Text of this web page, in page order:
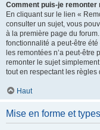
Comment puis-je remonter
En cliquant sur le lien «
consulter un sujet, vous
à la première page du
fonctionnalité a peut-être
les remontées n’a peut-
remonter le sujet
tout en respectant les règles
Haut
Mise en forme et